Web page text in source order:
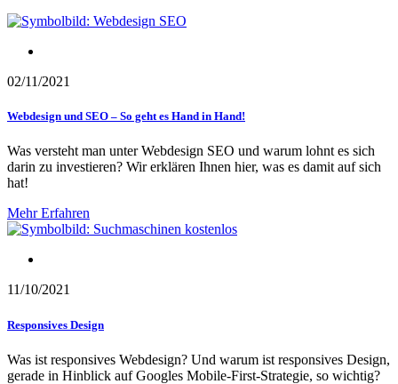
02/11/2021
Webdesign und SEO – So geht es Hand in Hand!
Was versteht man unter Webdesign SEO und warum lohnt es sich
darin zu investieren? Wir erklären Ihnen hier, was es damit auf sich
hat!
Mehr Erfahren
11/10/2021
Responsives Design
Was ist responsives Webdesign? Und warum ist responsives Design,
gerade in Hinblick auf Googles Mobile-First-Strategie, so wichtig?